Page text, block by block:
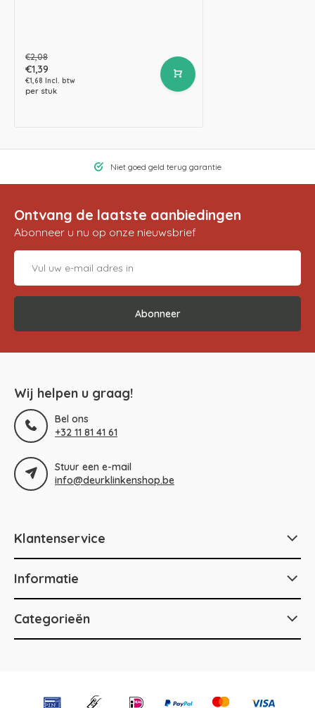
€2,08
€1,39
€1,68 Incl. btw
per stuk
Niet goed geld terug garantie
Ontvang de laatste aanbiedingen
Abonneer u nu op onze nieuwsbrief
Abonneer
Wij helpen u graag!
Bel ons
+32 11 81 41 61
Stuur een e-mail
info@deurklinkenshop.be
Klantenservice
Informatie
Categorieën